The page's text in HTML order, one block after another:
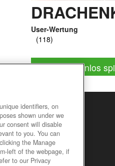
User-Wertung
Jetzt kostenlos
identifiers, on
shown under we
consent will disable
to you. You can
the Manage
left of the webpage, if
to our Privacy